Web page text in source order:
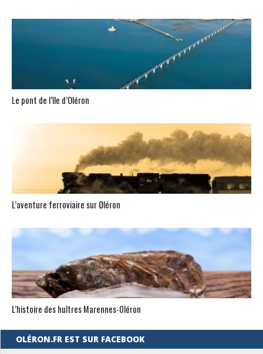
Le pont de l’île d’Oléron
L’aventure ferroviaire sur Øléron
L’histoire des huîtres Marennes-0léron
OLÉRON.FR EST SUR FACEBOOK